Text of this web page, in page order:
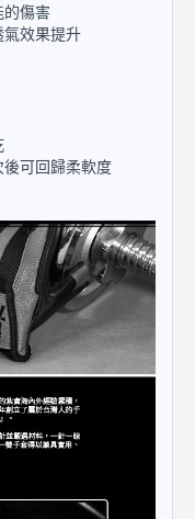
的傷害
氣效果提升
後可回歸柔軟度